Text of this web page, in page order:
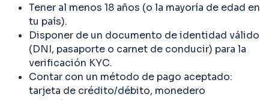
Tener al menos 18 años (o la mayoría de edad en
tu país).
Disponer de un documento de identidad válido
(DNI, pasaporte o carnet de conducir) para la
verificación KYC.
Contar con un método de pago aceptado:
tarjeta de crédito/débito, monedero